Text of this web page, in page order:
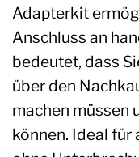
Adapterkit
Anschluss an
bedeutet, dass
über den
machen müssen
können. Ideal für